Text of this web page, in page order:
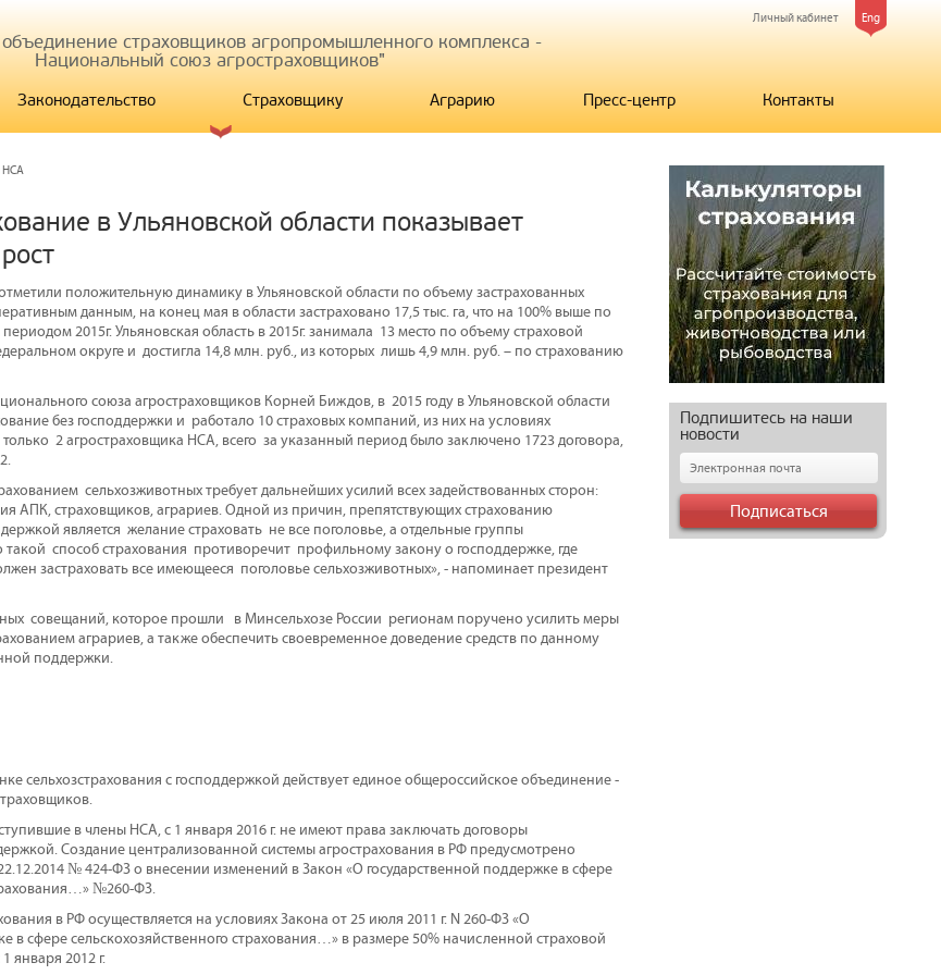
Eng
Личный кабинет
страховщиков агропромышленного комплекса -
Национальный союз агростраховщиков"
Законодательство Страховщику Аграрию Пресс-центр Контакты
НСА
в Ульяновской области показывает
положительную динамику в Ульяновской области по объему застрахованных
данным, на конец мая в области застраховано 17,5 тыс. га, что на 100% выше по
2015г. Ульяновская область в 2015г. занимала 13 место по объему страховой
округе и достигла 14,8 млн. руб., из которых лишь 4,9 млн. руб. – по страхованию
союза агростраховщиков Корней Биждов, в 2015 году в Ульяновской области
без господдержки и работало 10 страховых компаний, из них на условиях
2 агростраховщика НСА, всего за указанный период было заключено 1723 договора,
сельхозживотных требует дальнейших усилий всех задействованных сторон:
АПК, страховщиков, аграриев. Одной из причин, препятствующих страхованию
является желание страховать не все поголовье, а отдельные группы
такой способ страхования противоречит профильному закону о господдержке, где
застраховать все имеющееся поголовье сельхозживотных», - напоминает президент
совещаний, которое прошли в Минсельхозе России регионам поручено усилить меры
аграриев, а также обеспечить своевременное доведение средств по данному
поддержки.
сельхозстрахования с господдержкой действует единое общероссийское объединение -
в члены НСА, с 1 января 2016 г. не имеют права заключать договоры
Создание централизованной системы агрострахования в РФ предусмотрено
№ 424-ФЗ о внесении изменений в Закон «О государственной поддержке в сфере
№260-ФЗ.
в РФ осуществляется на условиях Закона от 25 июля 2011 г. N 260-ФЗ «О
в сфере сельскохозяйственного страхования…» в размере 50% начисленной страховой
января 2012 г.
Подпишитесь на наши
новости